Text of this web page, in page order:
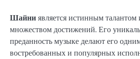
Шайниявляется истинным талантом
множеством достижений. Его
преданность музыке делают его
востребованных и популярных